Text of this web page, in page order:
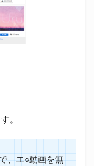
。
、エ○動画を無